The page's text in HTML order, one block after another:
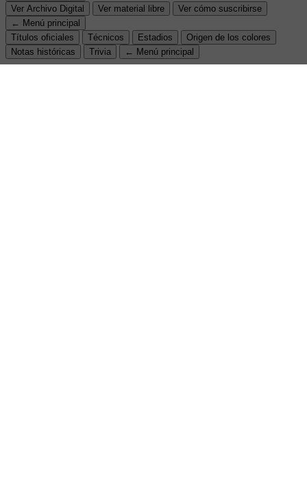
Ver Archivo Digital
Ver material libre
Ver cómo suscribirse
← Menú principal
Títulos oficiales
Técnicos Estadios
Origen de los colores
Notas históricas
Trivia ← Menú principal